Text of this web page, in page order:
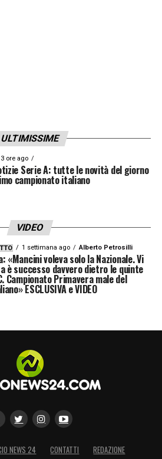
Pio, in prestito allo
ha voluto mollare il
2005 perché ci crede
ha mai provato a
Serie A, finora
ULTIMISSIME
3 ore ago
Serie A: tutte le novità del giorno
campionato italiano
VIDEO
1 settimana ago Alberto Petrosilli
«Mancini voleva solo la Nazionale. Vi
è successo davvero dietro le quinte
Campionato Primavera male del
ESCLUSIVA e VIDEO
NEWS 24 CONTATTI REDAZIONE